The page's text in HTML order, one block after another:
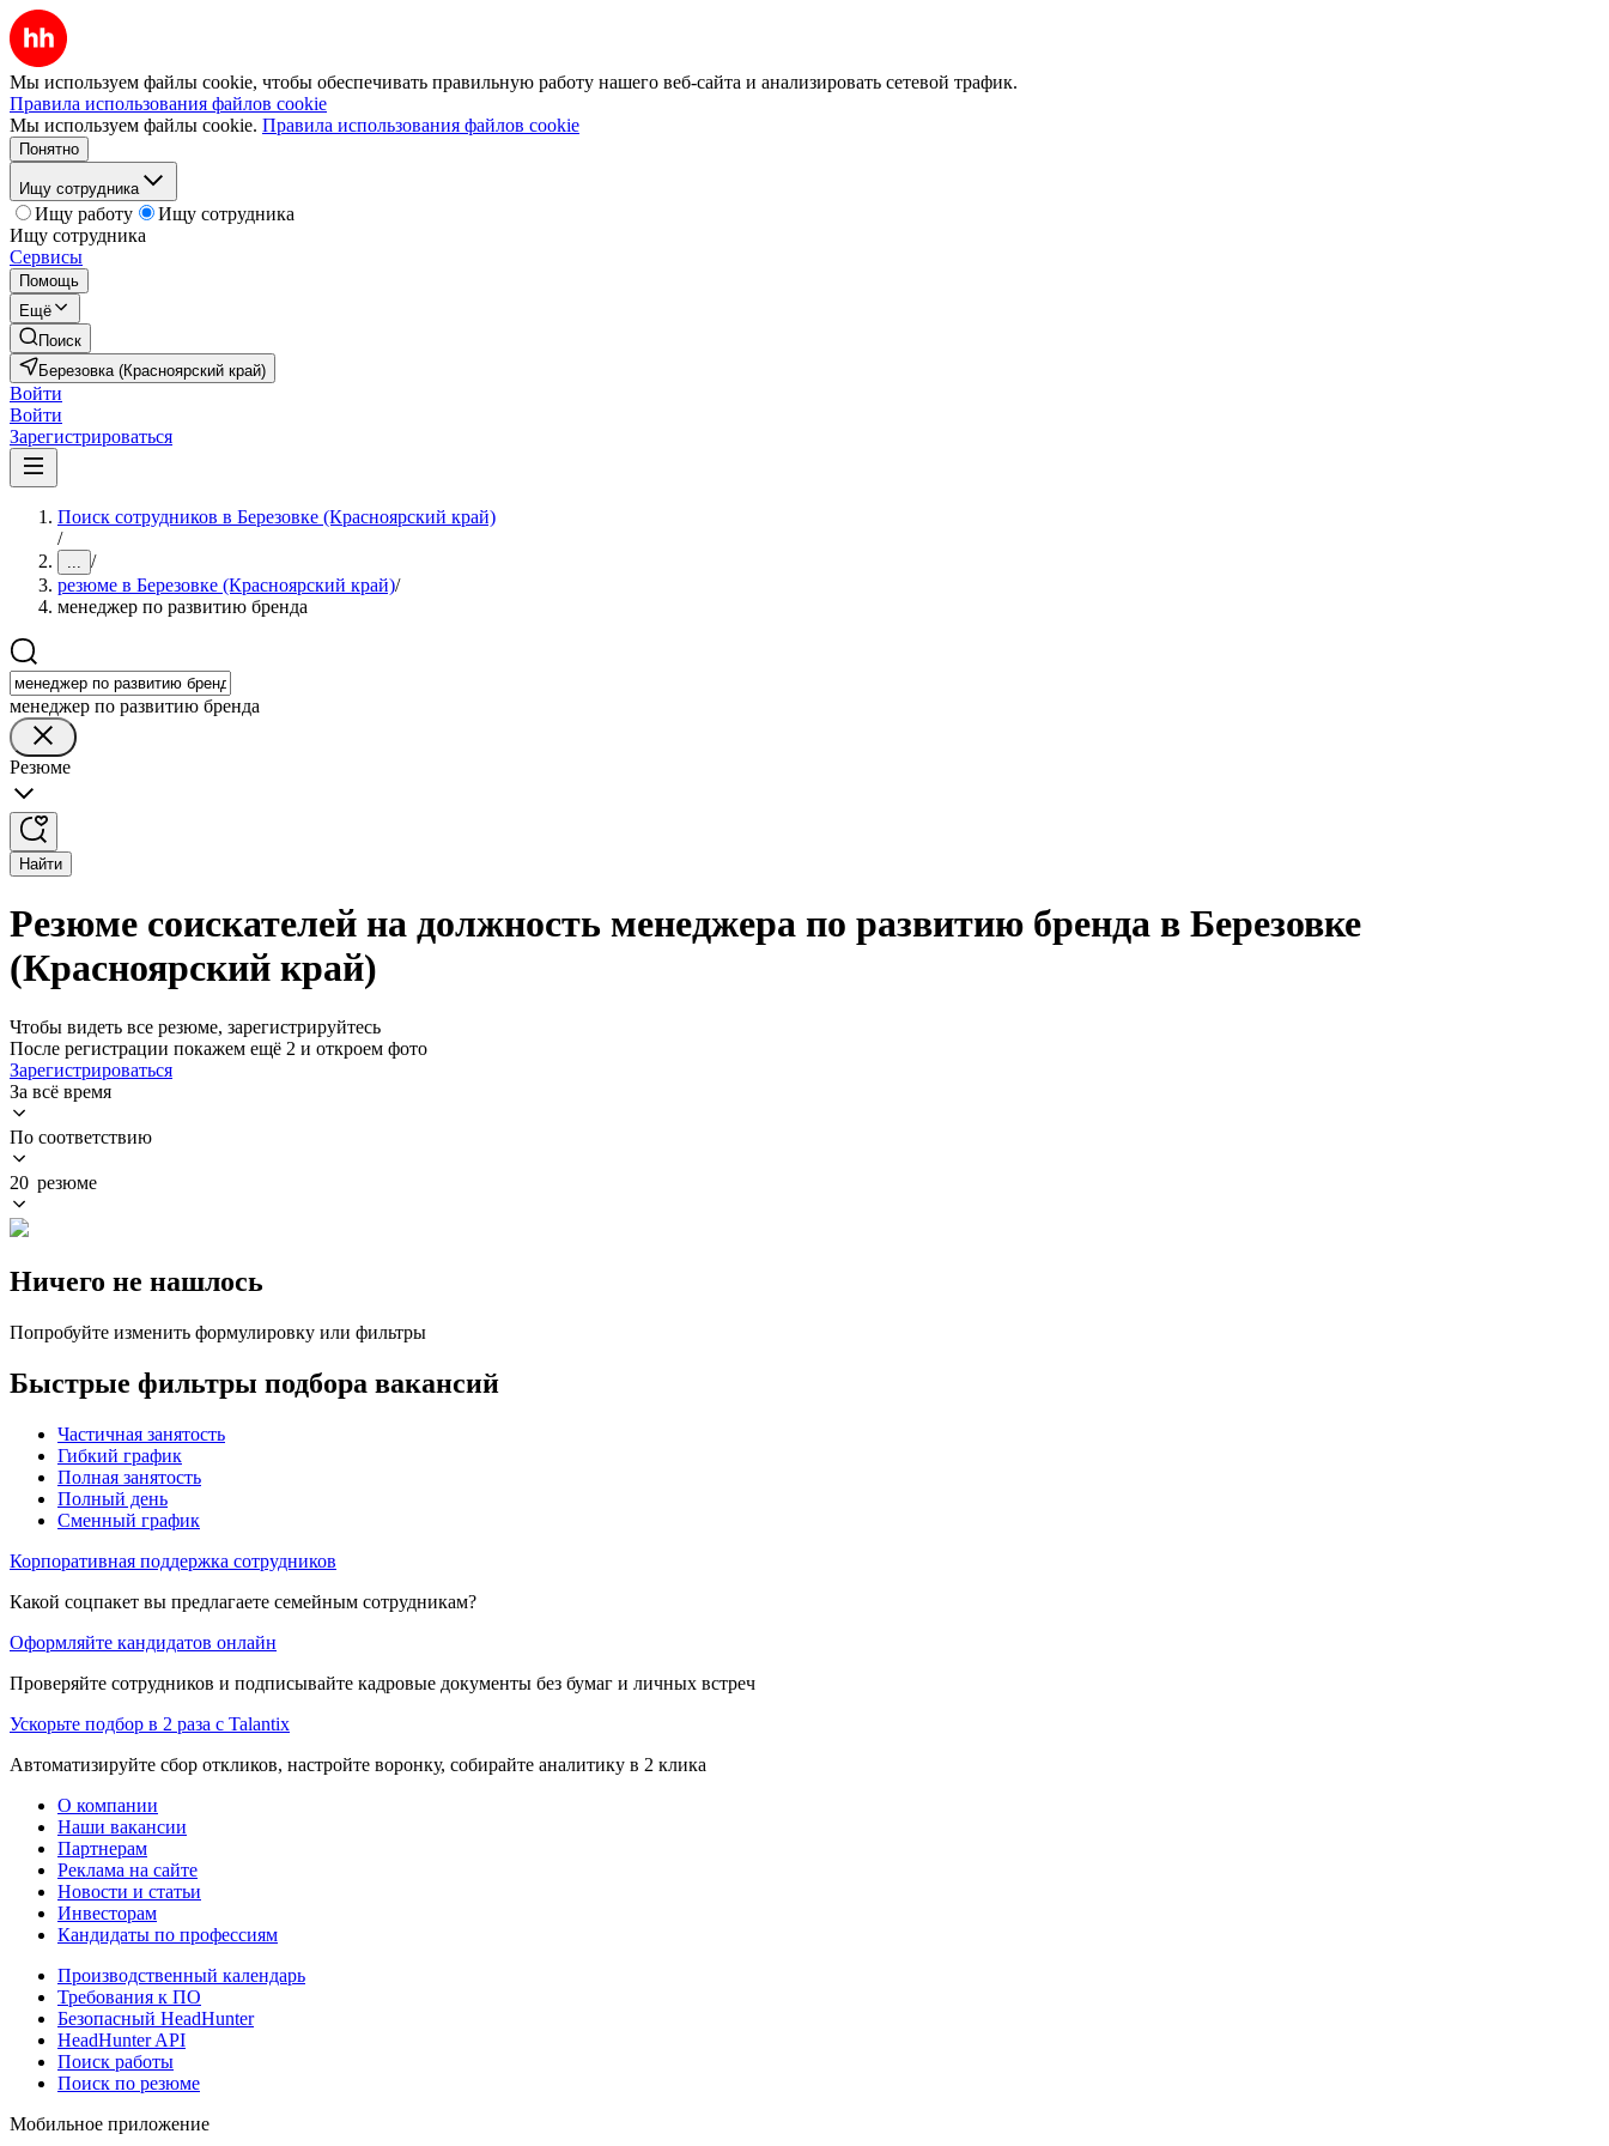
Мы используем файлы cookie, чтобы обеспечивать правильную работу нашего веб-сайта и анализировать сетевой трафик.
Правила использования файлов cookie
Мы используем файлы cookie. Правила использования файлов cookie
Понятно
Ищу сотрудника
Ищу работу
Ищу сотрудника
Ищу сотрудника
Сервисы
Помощь
Ещё
Поиск
Березовка (Красноярский край)
Войти
Войти
Зарегистрироваться
Поиск сотрудников в Березовке (Красноярский край)
/
... /
резюме в Березовке (Красноярский край)/
менеджер по развитию бренда
менеджер по развитию бренда
Резюме
Найти
Резюме соискателей на должность менеджера по развитию бренда в Березовке
(Красноярский край)
Чтобы видеть все резюме, зарегистрируйтесь
После регистрации покажем ещё 2 и откроем фото
Зарегистрироваться
За всё время
По соответствию
20 резюме
Ничего не нашлось
Попробуйте изменить формулировку или фильтры
Быстрые фильтры подбора вакансий
Частичная занятость
Гибкий график
Полная занятость
Полный день
Сменный график
Корпоративная поддержка сотрудников
Какой соцпакет вы предлагаете семейным сотрудникам?
Оформляйте кандидатов онлайн
Проверяйте сотрудников и подписывайте кадровые документы без бумаг и личных встреч
Ускорьте подбор в 2 раза с Talantix
Автоматизируйте сбор откликов, настройте воронку, собирайте аналитику в 2 клика
О компании
Наши вакансии
Партнерам
Реклама на сайте
Новости и статьи
Инвесторам
Кандидаты по профессиям
Производственный календарь
Требования к ПО
Безопасный HeadHunter
HeadHunter API
Поиск работы
Поиск по резюме
Мобильное приложение